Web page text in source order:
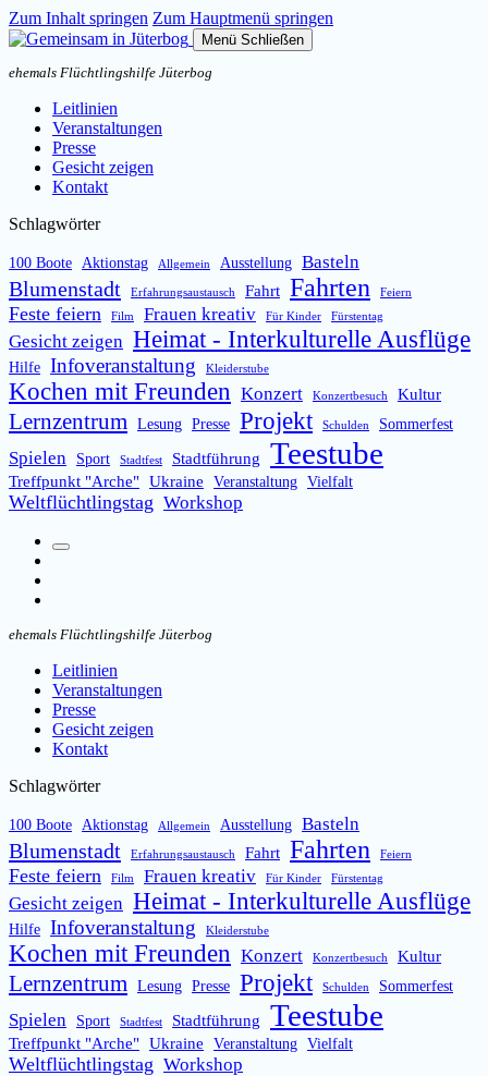
Zum Inhalt springen Zum Hauptmenü springen
Menü Schließen
ehemals Flüchtlingshilfe Jüterbog
Leitlinien
Veranstaltungen
Presse
Gesicht zeigen
Kontakt
Schlagwörter
100 Boote Aktionstag Allgemein Ausstellung Basteln
Blumenstadt Erfahrungsaustausch Fahrt Fahrten Feiern
Feste feiern Film Frauen kreativ Für Kinder Fürstentag
Gesicht zeigen Heimat - Interkulturelle Ausflüge
Hilfe Infoveranstaltung Kleiderstube
Kochen mit Freunden Konzert Konzertbesuch Kultur
Lernzentrum Lesung Presse Projekt Schulden Sommerfest
Spielen Sport Stadtfest Stadtführung Teestube
Treffpunkt "Arche" Ukraine Veranstaltung Vielfalt
Weltflüchtlingstag Workshop
Suchfeld
ehemals Flüchtlingshilfe Jüterbog
Leitlinien
Veranstaltungen
Presse
Gesicht zeigen
Kontakt
Schlagwörter
100 Boote Aktionstag Allgemein Ausstellung Basteln
Blumenstadt Erfahrungsaustausch Fahrt Fahrten Feiern
Feste feiern Film Frauen kreativ Für Kinder Fürstentag
Gesicht zeigen Heimat - Interkulturelle Ausflüge
Hilfe Infoveranstaltung Kleiderstube
Kochen mit Freunden Konzert Konzertbesuch Kultur
Lernzentrum Lesung Presse Projekt Schulden Sommerfest
Spielen Sport Stadtfest Stadtführung Teestube
Treffpunkt "Arche" Ukraine Veranstaltung Vielfalt
Weltflüchtlingstag Workshop